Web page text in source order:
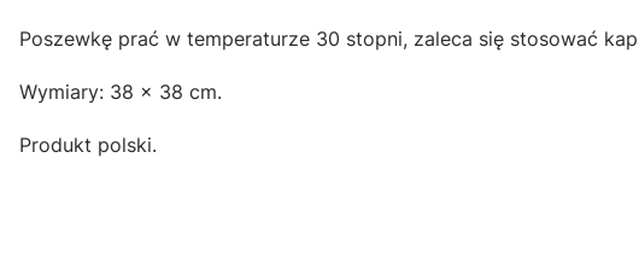
Poszewkę prać w temperaturze 30 stopni, zaleca się stosować
Wymiary: 38 x 38 cm.
Produkt polski.